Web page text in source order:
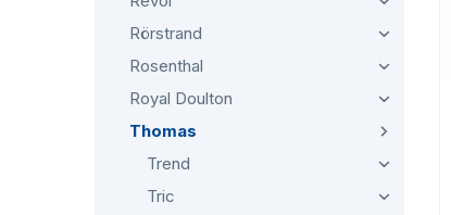
Rörstrand
Rosenthal
Royal Doulton
Thomas
Trend
Tric